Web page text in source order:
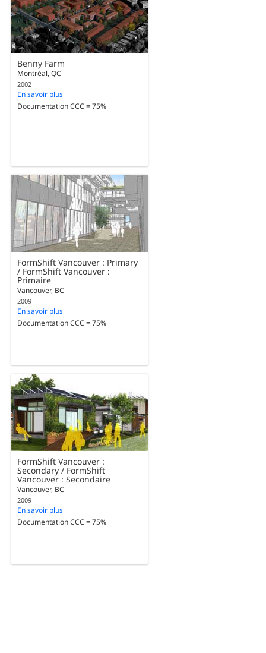
Benny Farm
Montréal, QC
2002
En savoir plus
Documentation CCC = 75%
FormShift Vancouver : Primary
/ FormShift Vancouver :
Primaire
Vancouver, BC
2009
En savoir plus
Documentation CCC = 75%
FormShift Vancouver :
Secondary / FormShift
Vancouver : Secondaire
Vancouver, BC
2009
En savoir plus
Documentation CCC = 75%